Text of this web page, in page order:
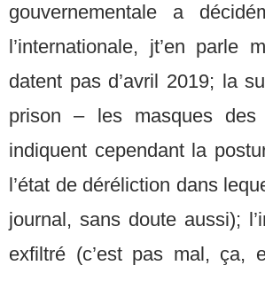
gouvernementale a
l’internationale, jt’en
datent pas d’avril 2019; la
prison – les masques des
indiquent cependant la
l’état de déréliction dans
journal, sans doute aussi);
exfiltré (c’est pas mal,